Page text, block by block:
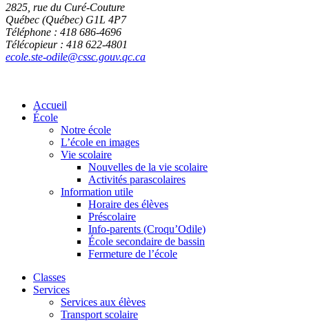
2825, rue du Curé-Couture
Québec (Québec) G1L 4P7
Téléphone : 418 686-4696
Télécopieur : 418 622-4801
ecole.ste-odile@cssc.gouv.qc.ca
Accueil
École
Notre école
L’école en images
Vie scolaire
Nouvelles de la vie scolaire
Activités parascolaires
Information utile
Horaire des élèves
Préscolaire
Info-parents (Croqu’Odile)
École secondaire de bassin
Fermeture de l’école
Classes
Services
Services aux élèves
Transport scolaire